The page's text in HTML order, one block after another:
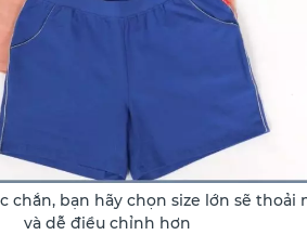
chắn, bạn hãy chọn size lớn sẽ thoải
và dễ điều chỉnh hơn